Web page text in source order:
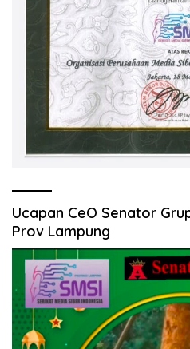
Ucapan CeO Senator
Prov Lampung